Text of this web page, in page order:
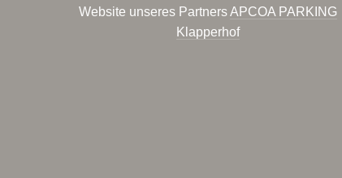
Website unseres PartnersAPCOA PARKING
Klapperhof